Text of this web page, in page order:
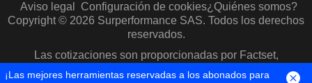
Aviso legal Configuración de cookies¿Quiénes somos?
Copyright © 2026 Surperformance SAS. Todos los derechos
reservados.
Las cotizaciones son proporcionadas por Factset,
Morningstar y S&P Capital IQ
¡Las mejores herramientas reservadas a los abonados para